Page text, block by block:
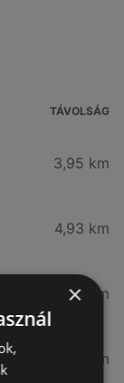
TÁVOLSÁG
3,95 km
4,93 km
5,01 km
5,4 km
×